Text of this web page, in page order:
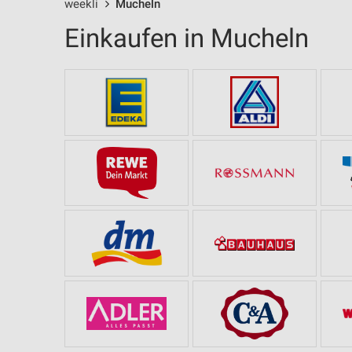
weekli Mucheln
Einkaufen in Mucheln